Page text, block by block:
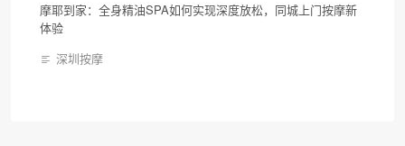
摩耶到家：全身精油SPA如何实现深度放松，同城上门按摩新
体验
深圳按摩